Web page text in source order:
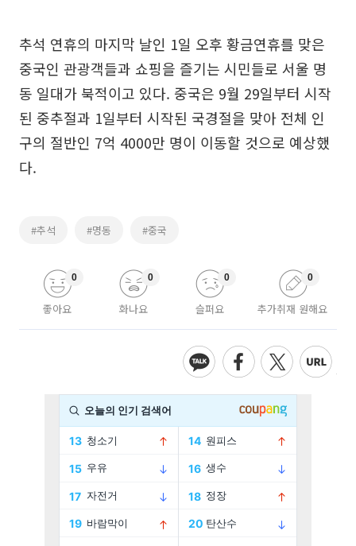
추석 연휴의 마지막 날인 1일 오후 황금연휴를 맞은
중국인 관광객들과 쇼핑을 즐기는 시민들로 서울 명
동 일대가 북적이고 있다. 중국은 9월 29일부터 시작
된 중추절과 1일부터 시작된 국경절을 맞아 전체 인
구의 절반인 7억 4000만 명이 이동할 것으로 예상했
다.
#추석 #명동 #중국
좋아요
0
화나요
0
슬퍼요
0
추가취재 원해요
0